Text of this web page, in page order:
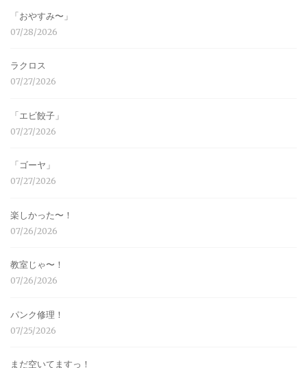
「おやすみ〜」
07/28/2026
ラクロス
07/27/2026
「エビ餃子」
07/27/2026
「ゴーヤ」
07/27/2026
楽しかった〜！
07/26/2026
教室じゃ〜！
07/26/2026
パンク修理！
07/25/2026
まだ空いてますっ！